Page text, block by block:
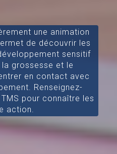
une animation
de découvrir les
sensitif
grossesse et le
en contact avec
Renseignez-
pour connaître les
action.